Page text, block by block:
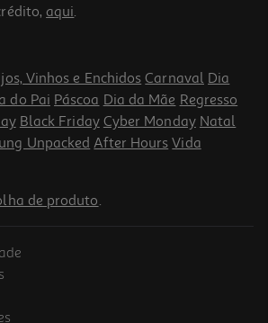
Anti-Comichão 300ml
aqui.
Vinhos e Enchidos Carnaval Dia
do Pai Páscoa Dia da Mãe Regresso
Black Friday Cyber Monday Natal
Unpacked After Hours Vida
de produto.